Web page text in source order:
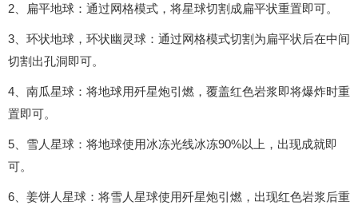
2、扁平地球：通过网格模式，将星球切割成扁平状重置即可。
3、环状地球，环状幽灵球：通过网格模式切割为扁平状后在中间
切割出孔洞即可。
4、南瓜星球：将地球用歼星炮引燃，覆盖红色岩浆即将爆炸时重
置即可。
5、雪人星球：将地球使用冰冻光线冰冻90%以上，出现成就即
可。
6、姜饼人星球：将雪人星球使用歼星炮引燃，出现红色岩浆后重